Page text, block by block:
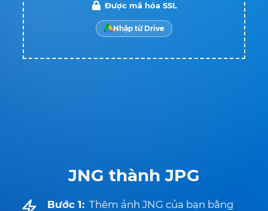
JNG thành JPG
Bước 1: Thêm ảnh JNG của bạn bằng
Được mã hóa SSL
Nhập từ Drive